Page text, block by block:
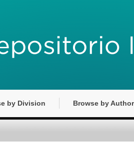
by Division Browse by Author